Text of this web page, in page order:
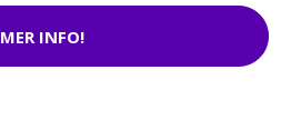
MER INFO!